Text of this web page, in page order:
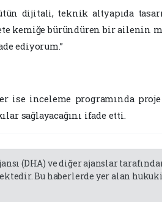
dijitali, teknik altyapıda
kemiğe büründüren bir ailenin
ediyorum.”
ise inceleme programında
sağlayacağını ifade etti.
(DHA) ve diğer ajanslar
Bu haberlerde yer alan